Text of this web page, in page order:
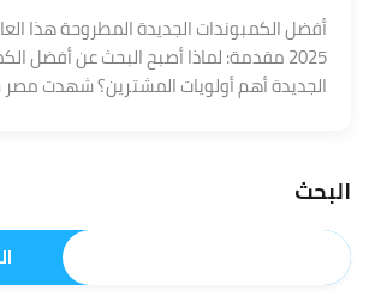
أفضل الكمبوندات الجديدة المطروحة هذا
2025 مقدمة: لماذا أصبح البحث عن أفضل
الجديدة أهم أولويات المشترين؟ شهدت مصر
البحث